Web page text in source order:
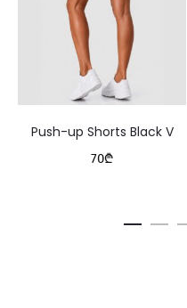
Push-up Shorts Black V
70₾